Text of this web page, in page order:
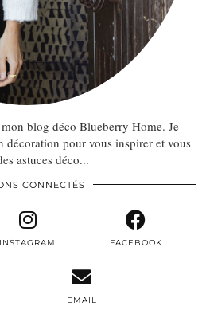
blog déco Blueberry Home. Je
décoration pour vous inspirer et vous
astuces déco...
CONNECTÉS
INSTAGRAM FACEBOOK
EMAIL